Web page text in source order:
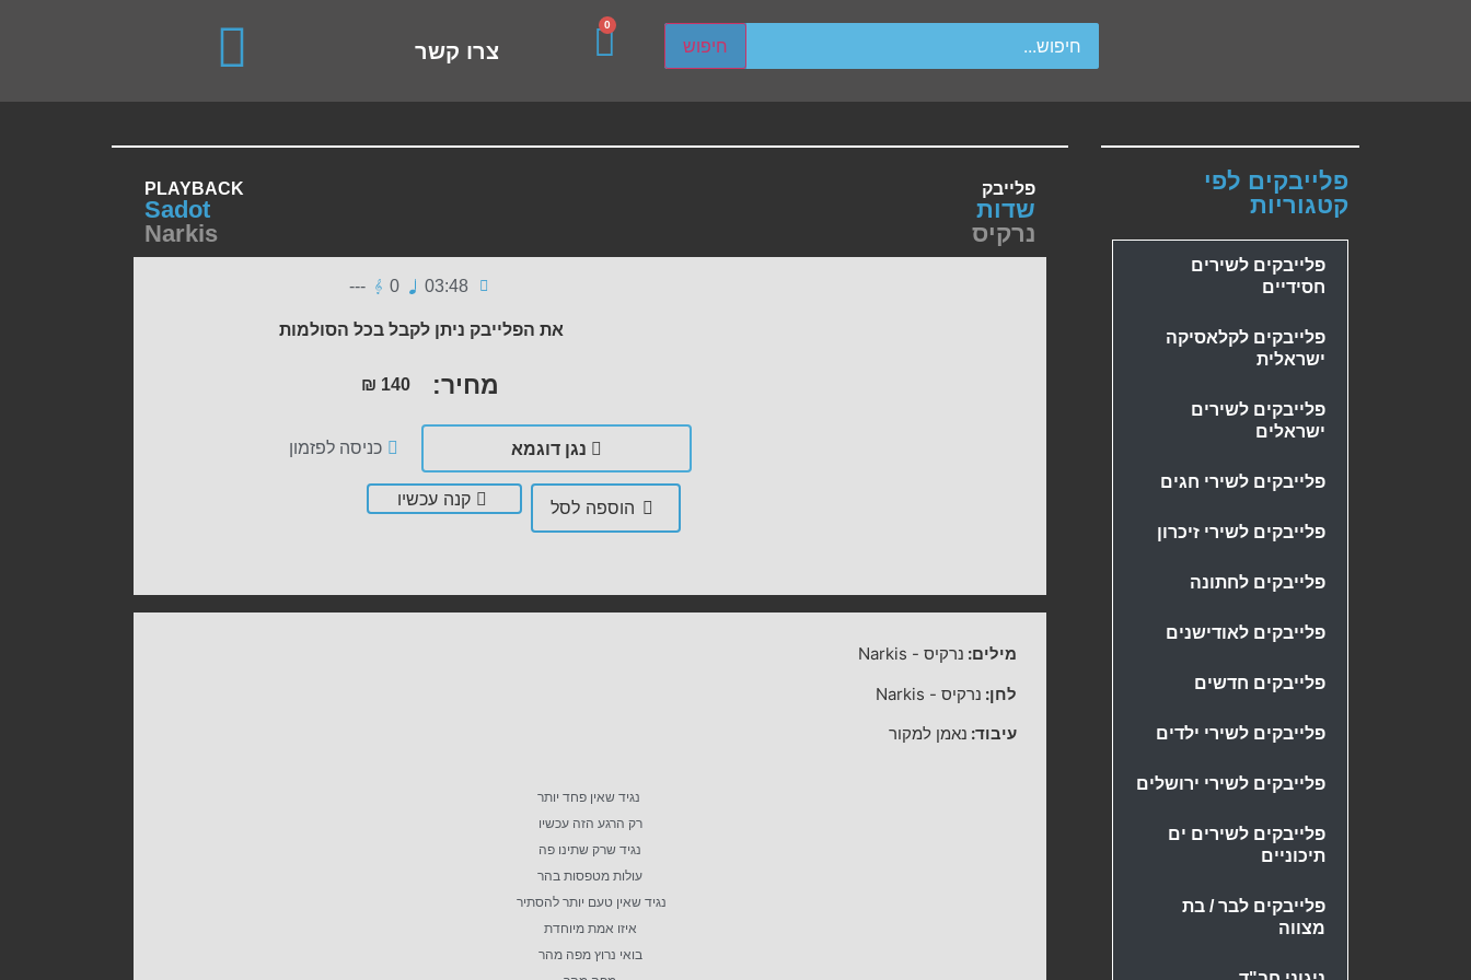
חיפוש
up and down arrows to review and enter to go to the desired page. Touch device users, explore by touch or with swipe gestures.
0
צרו קשר
פלייבקים לפי
קטגוריות
פלייבקים לשירים
חסידיים
פלייבקים לקלאסיקה
ישראלית
פלייבקים לשירים
ישראלים
פלייבקים לשירי חגים
פלייבקים לשירי זיכרון
פלייבקים לחתונה
פלייבקים לאודישנים
פלייבקים חדשים
פלייבקים לשירי ילדים
פלייבקים לשירי ירושלים
פלייבקים לשירים ים
תיכוניים
פלייבקים לבר / בת
מצווה
פלייבק
שדות
נרקיס
PLAYBACK
Sadot
Narkis
03:48
0
---
את הפלייבק ניתן לקבל בכל הסולמות
מחיר: ₪ 140
נגן דוגמא כניסה לפזמון
הוספה לסל קנה עכשיו
מילים: נרקיס-
Narkis
לחן: נרקיס-
Narkis
עיבוד: נאמן למקור
נגיד שאין פחד יותר
רק הרגע הזה עכשיו
נגיד שרק שתינו פה
עולות מטפסות בהר
נגיד שאין טעם יותר להסתיר
איזו אמת מיוחדת
בואי נרוץ מפה מהר